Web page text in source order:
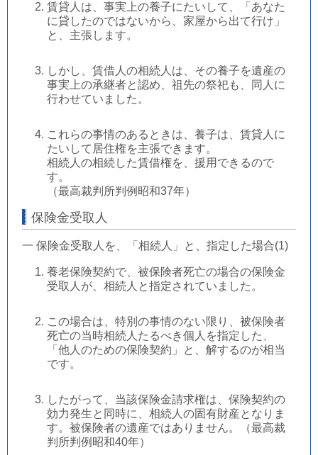
賃貸人は、事実上の養子にたいして、「あなた
に貸したのではないから、家屋から出て行け」
と、主張します。
しかし、賃借人の相続人は、その養子を遺産の
事実上の承継者と認め、祖先の祭祀も、同人に
行わせていました。
これらの事情のあるときは、養子は、賃貸人に
たいして居住権を主張できます。
相続人の相続した賃借権を、援用できるので
す。
（最高裁判所判例昭和37年）
保険金受取人
一 保険金受取人を、「相続人」と、指定した場合(1)
養老保険契約で、被保険者死亡の場合の保険金
受取人が、相続人と指定されていました。
この場合は、特別の事情のない限り、被保険者
死亡の当時相続人たるべき個人を指定した、
「他人のための保険契約」と、解するのが相当
です。
したがって、当該保険金請求権は、保険契約の
効力発生と同時に、相続人の固有財産となりま
す。被保険者の遺産ではありません。（最高裁
判所判例昭和40年）